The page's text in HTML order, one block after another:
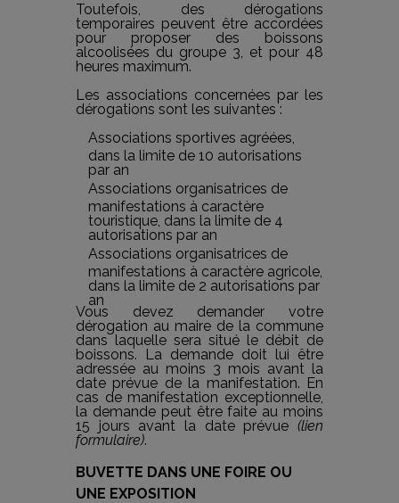
Toutefois, des dérogations
temporaires peuvent être accordées
pour proposer des boissons
alcoolisées du groupe 3, et pour 48
heures maximum.
Les associations concernées par les
dérogations sont les suivantes :
Associations sportives agréées,
dans la limite de 10 autorisations
par an
Associations organisatrices de
manifestations à caractère
touristique, dans la limite de 4
autorisations par an
Associations organisatrices de
manifestations à caractère agricole,
dans la limite de 2 autorisations par
an
Vous devez demander votre
dérogation au maire de la commune
dans laquelle sera situé le débit de
boissons. La demande doit lui être
adressée au moins 3 mois avant la
date prévue de la manifestation. En
cas de manifestation exceptionnelle,
la demande peut être faite au moins
15 jours avant la date prévue (lien
formulaire).
BUVETTE DANS UNE FOIRE OU
UNE EXPOSITION